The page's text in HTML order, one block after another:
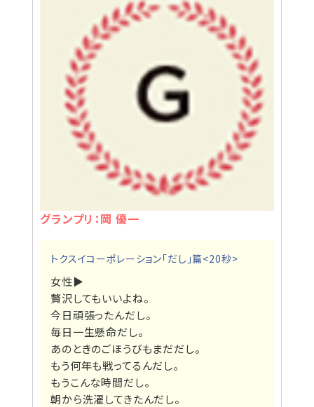
グランプリ：岡 優一
トクスイコーポレーション「だし」篇<20秒>
女性▶
贅沢してもいいよね。
今日頑張ったんだし。
毎日一生懸命だし。
あのときのごほうびもまだだし。
もう何年も戦ってるんだし。
もうこんな時間だし。
朝から洗濯してきたんだし。